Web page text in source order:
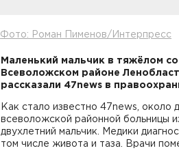
Фото: Роман Пименов/Интерпресс
Маленький мальчик в тяжёлом
Всеволожском районе
рассказали 47news в
Как стало известно 47news, около
всеволожской районной больницы
двухлетний мальчик. Медики
том числе живота и таза. Врачи